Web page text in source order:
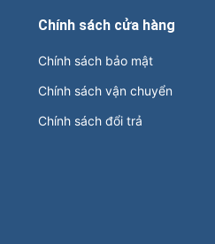
Chính sách cửa hàng
Chính sách bảo mật
Chính sách vận chuyển
Chính sách đổi trả